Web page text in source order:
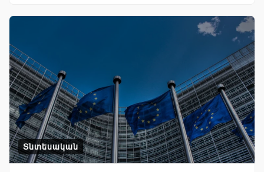
Տնտեսական